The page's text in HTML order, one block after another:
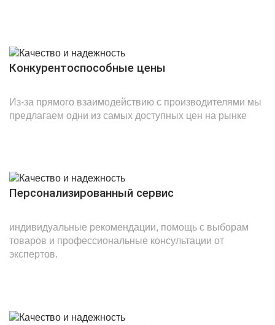
Конкурентоспособные цены
Из-за прямого взаимодействию с производителями мы
предлагаем одни из самых доступных цен на рынке
Персонализированный сервис
индивидуальные рекомендации, помощь с выборам
товаров и профессиональные консультации от
экспертов.